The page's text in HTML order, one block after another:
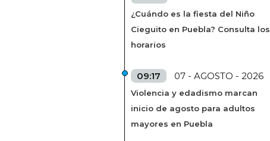
¿Cuándo es la fiesta del Niño
Cieguito en Puebla? Consulta los
horarios
09:17 07 - AGOSTO - 2026
Violencia y edadismo marcan
inicio de agosto para adultos
mayores en Puebla